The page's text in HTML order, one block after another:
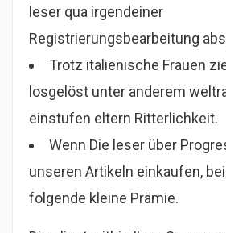
leser qua irgendeiner
Registrierungsbearbeitung
Trotz italienische Frauen
losgelöst unter anderem
einstufen eltern Ritterlichkeit.
Wenn Die leser über
unseren Artikeln einkaufen,
folgende kleine Prämie.